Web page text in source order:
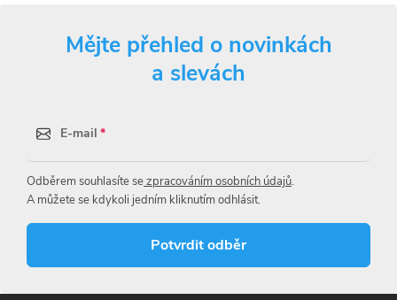
Mějte přehled o novinkách
a slevách
E-mail
Odběrem souhlasíte sezpracováním osobních údajů.
A můžete se kdykoli jedním kliknutím odhlásit.
Potvrdit odběr